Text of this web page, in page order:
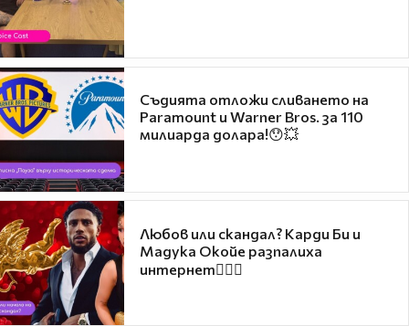
Съдията отложи сливането на
Paramount и Warner Bros. за 110
милиарда долара!😯💥
Любов или скандал? Карди Би и
Мадука Окойе разпалиха
интернет❤️‍🔥🔥